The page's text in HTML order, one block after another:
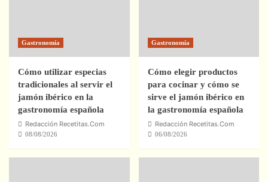
Gastronomía
Cómo utilizar especias
tradicionales al servir el
jamón ibérico en la
gastronomía española
Redacción Recetitas.Com
08/08/2026
Gastronomía
Cómo elegir productos
para cocinar y cómo se
sirve el jamón ibérico en
la gastronomía española
Redacción Recetitas.Com
06/08/2026